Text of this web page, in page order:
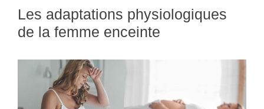
Les adaptations physiologiques
de la femme enceinte